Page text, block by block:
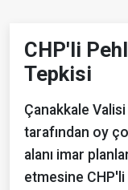
CHP'li
Tepkisi
Çanakkale
tarafından oy
alanı imar
etmesine